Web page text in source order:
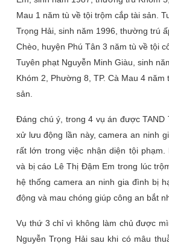
Mau 1 năm tù về tội trộm cắp tài sản.
Trọng Hải, sinh năm 1996, thường trú
Chèo, huyện Phú Tân 3 năm tù về tội
Tuyên phạt Nguyễn Minh Giàu, sinh
Khóm 2, Phường 8, TP. Cà Mau 4
sản.
Đáng chú ý, trong 4 vụ án được TAND
xử lưu động lần này, camera an ninh
rất lớn trong việc nhận diện tội
và bị cáo Lê Thị Đậm Em trong lúc
hệ thống camera an ninh gia đình bị
động và mau chóng giúp công an bắt
Vụ thứ 3 chỉ vì không làm chủ được
Nguyễn Trọng Hải sau khi có mâu